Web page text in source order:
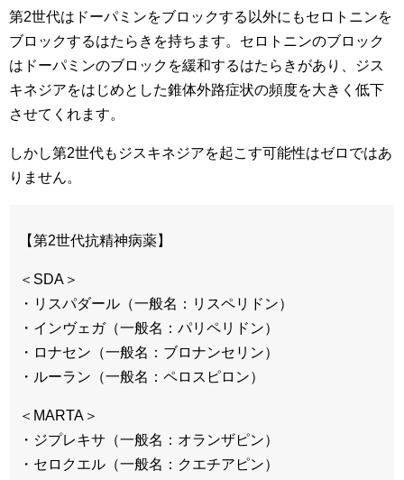
第2世代はドーパミンをブロックする以外にもセロトニンを
ブロックするはたらきを持ちます。セロトニンのブロック
はドーパミンのブロックを緩和するはたらきがあり、ジス
キネジアをはじめとした錐体外路症状の頻度を大きく低下
させてくれます。
しかし第2世代もジスキネジアを起こす可能性はゼロではあ
りません。
【第2世代抗精神病薬】
＜SDA＞
・リスパダール（一般名：リスペリドン）
・インヴェガ（一般名：パリペリドン）
・ロナセン（一般名：ブロナンセリン）
・ルーラン（一般名：ペロスピロン）
＜MARTA＞
・ジプレキサ（一般名：オランザピン）
・セロクエル（一般名：クエチアピン）